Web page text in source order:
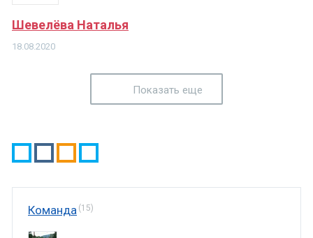
Шевелёва Наталья
18.08.2020
Показать еще
Команда (15)